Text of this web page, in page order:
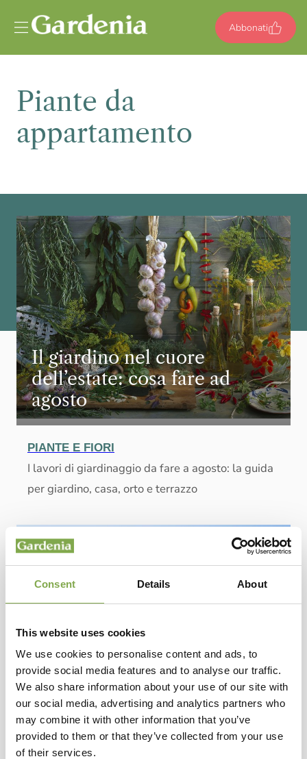
Consent Details About
This website uses cookies
We use cookies to personalise content and ads, to
provide social media features and to analyse our traffic.
We also share information about your use of our site with
our social media, advertising and analytics partners who
may combine it with other information that you’ve
provided to them or that they’ve collected from your use
of their services.
Abbonati
Piante da
appartamento
Il giardino nel cuore
dell’estate: cosa fare ad
agosto
PIANTE E FIORI
I lavori di giardinaggio da fare a agosto: la guida
per giardino, casa, orto e terrazzo